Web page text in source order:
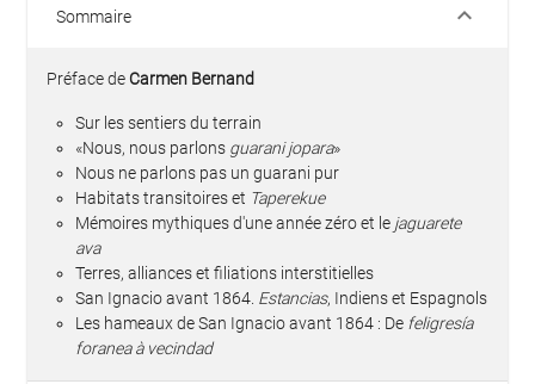
Sommaire keyboard_arrow_down
Préface de Carmen Bernand
Sur les sentiers du terrain
«Nous, nous parlons guarani jopara»
Nous ne parlons pas un guarani pur
Habitats transitoires et Taperekue
Mémoires mythiques d'une année zéro et le jaguarete
ava
Terres, alliances et filiations interstitielles
San Ignacio avant 1864. Estancias, Indiens et Espagnols
Les hameaux de San Ignacio avant 1864 : De feligresía
foranea à vecindad